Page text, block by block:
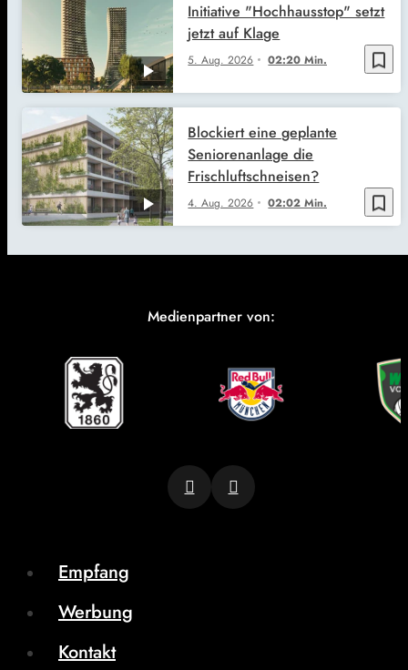
bookmark_border
5. Aug. 2026 02:20 Min.
Initiative "Hochhausstop" setzt
jetzt auf Klage
bookmark_border
4. Aug. 2026 02:02 Min.
Blockiert eine geplante
Seniorenanlage die
Frischluftschneisen?
Medienpartner von:
Empfang
Werbung
Kontakt